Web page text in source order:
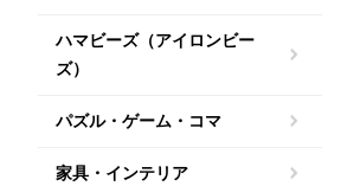
ハマビーズ（アイロンビー
ズ）
パズル・ゲーム・コマ
家具・インテリア